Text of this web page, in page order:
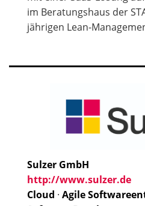
im Beratungshaus der
jährigen Lean-
Sulzer GmbH
http://www.sulzer.de
Cloud · Agile